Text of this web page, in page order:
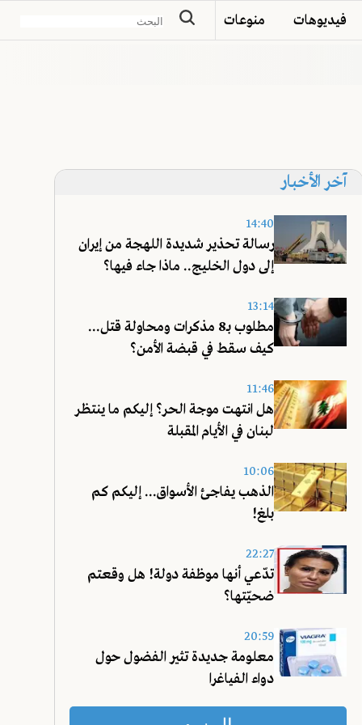
فيديوهات منوعات
آخر الأخبار
14:40
رسالة تحذير شديدة اللهجة من إيران
إلى دول الخليج.. ماذا جاء فيها؟
13:14
مطلوب بـ8 مذكرات ومحاولة قتل...
كيف سقط في قبضة الأمن؟
11:46
هل انتهت موجة الحر؟ إليكم ما ينتظر
لبنان في الأيام المقبلة
10:06
الذهب يفاجئ الأسواق... إليكم كم
بلغ!
22:27
تدّعي أنها موظفة دولة! هل وقعتم
ضحيّتها؟
20:59
معلومة جديدة تثير الفضول حول
دواء الفياغرا